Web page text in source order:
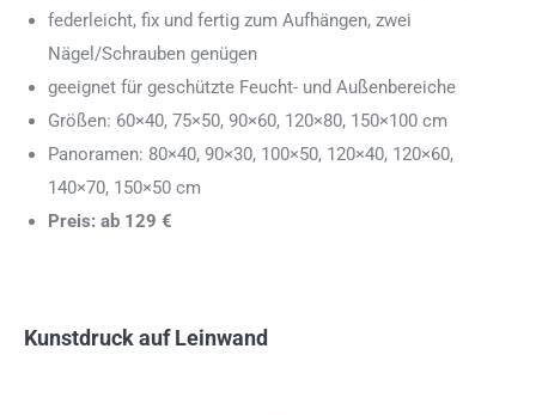
federleicht, fix und fertig zum Aufhängen, zwei
Nägel/Schrauben genügen
geeignet für geschützte Feucht- und Außenbereiche
Größen: 60×40, 75×50, 90×60, 120×80, 150×100 cm
Panoramen: 80×40, 90×30, 100×50, 120×40, 120×60,
140×70, 150×50 cm
Preis: ab 129 €
Kunstdruck auf Leinwand